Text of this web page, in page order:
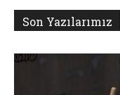
Son Yazılarımız